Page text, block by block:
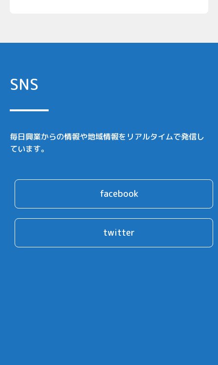
SNS
毎日興業からの情報や地域情報をリアルタイムで発信し
ています。
facebook
twitter